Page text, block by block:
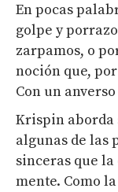
En pocas
golpe y
zarpamos, o
noción que,
Con un
Krispin aborda
algunas de las
sinceras que
mente. Como